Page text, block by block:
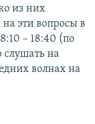
из них
эти вопросы в
– 18:40 (по
на
волнах на